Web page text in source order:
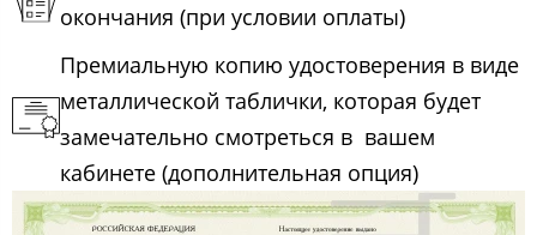
окончания (при условии оплаты)
Премиальную копию удостоверения в виде
металлической таблички, которая будет
замечательно смотреться в вашем
кабинете (дополнительная опция)